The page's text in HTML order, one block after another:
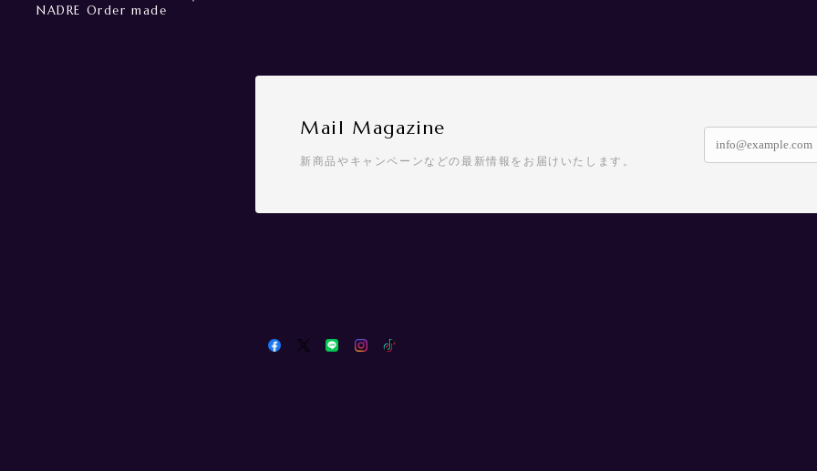
NADRE Order made
Mail Magazine
新商品やキャンペーンなどの最新情報をお届けいたします。